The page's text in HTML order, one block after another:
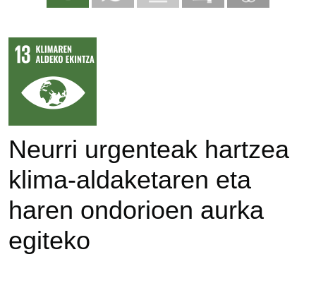
Neurri urgenteak hartzea
klima-aldaketaren eta
haren ondorioen aurka
egiteko